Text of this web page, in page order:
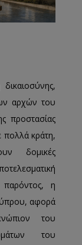
αρχών του
προστασίας
κράτη,
δομικές
η
αφορά
του
του